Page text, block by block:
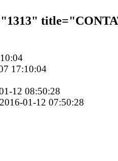
17:10:04
12 08:50:28
01-12 07:50:28